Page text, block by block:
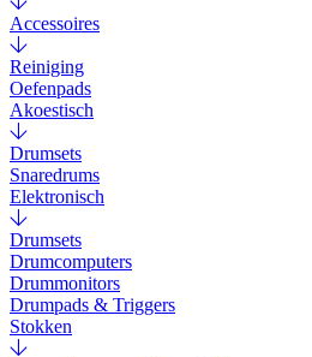
Accessoires
Reiniging
Oefenpads
Akoestisch
Drumsets
Snaredrums
Elektronisch
Drumsets
Drumcomputers
Drummonitors
Drumpads & Triggers
Stokken